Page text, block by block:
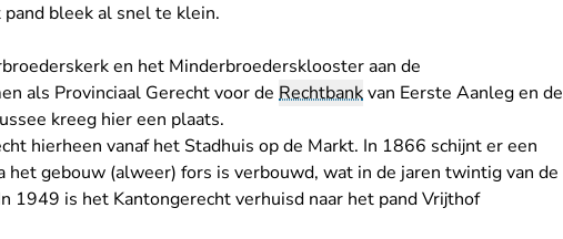
bleek al snel te klein.
en het Minderbroedersklooster aan de
als Provinciaal Gerecht voor de Rechtbankvan Eerste Aanleg en de
kreeg hier een plaats.
hierheen vanaf het Stadhuis op de Markt. In 1866 schijnt er een
het gebouw (alweer) fors is verbouwd, wat in de jaren twintig van de
1949 is het Kantongerecht verhuisd naar het pand Vrijthof